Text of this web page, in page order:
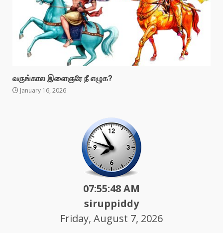
வருங்கால இளைஞரே நீ எழுக?
January 16, 2026
07:55:50 AM
siruppiddy
Friday, August 7, 2026